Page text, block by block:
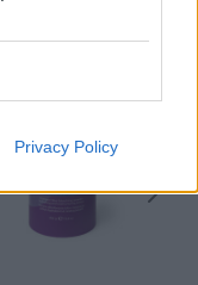
Privacy Policy